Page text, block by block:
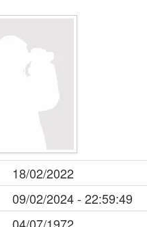
18/02/2022
09/02/2024 - 22:59:49